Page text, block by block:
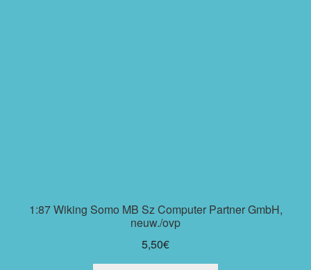
1:87 Wiking Somo MB Sz Computer Partner GmbH,
neuw./ovp
5,50€